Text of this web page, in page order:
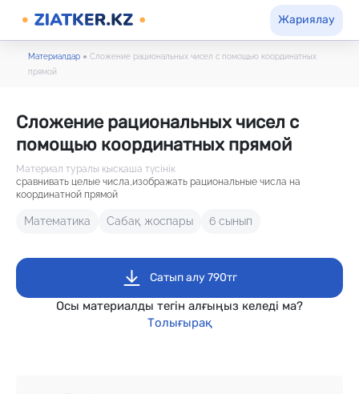
Жариялау
Материалдар ● Сложение рациональных чисел с помощью координатных
прямой
Сложение рациональных чисел с
помощью координатных прямой
Материал туралы қысқаша түсінік
сравнивать целые числа,изображать рациональные числа на
координатной прямой
Математика Сабақ жоспары 6 сынып
Сатып алу 790тг
Осы материалды тегін алғыңыз келеді ма?
Толығырақ